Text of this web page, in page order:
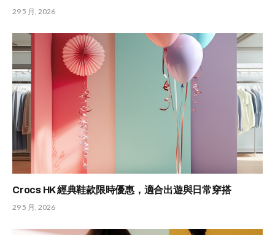
29 5 月, 2026
Crocs HK 經典鞋款限時優惠，適合出遊與日常穿搭
29 5 月, 2026